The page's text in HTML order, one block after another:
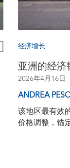
经济增长
亚洲的经
2026年4月16日
ANDREA
该地区最有效
价格调整，锚